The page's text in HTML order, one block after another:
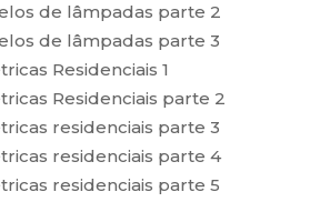
de lâmpadas parte 2
de lâmpadas parte 3
Residenciais 1
Residenciais parte 2
residenciais parte 3
residenciais parte 4
residenciais parte 5